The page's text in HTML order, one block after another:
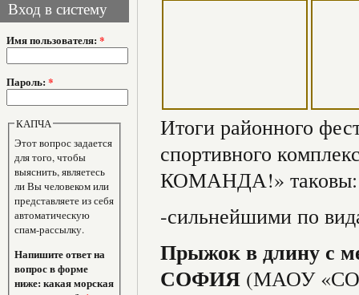
Вход в систему
Имя пользователя: *
Пароль: *
КАПЧА
Этот вопрос задается
для того, чтобы
выяснить, являетесь
ли Вы человеком или
представляете из себя
автоматическую
спам-рассылку.
Напишите ответ на
вопрос в форме
ниже: какая морская
Итоги районного
спортивного
КОМАНДА!» таковы:
-сильнейшими по
Прыжок в длину с
СОФИЯ (МАОУ